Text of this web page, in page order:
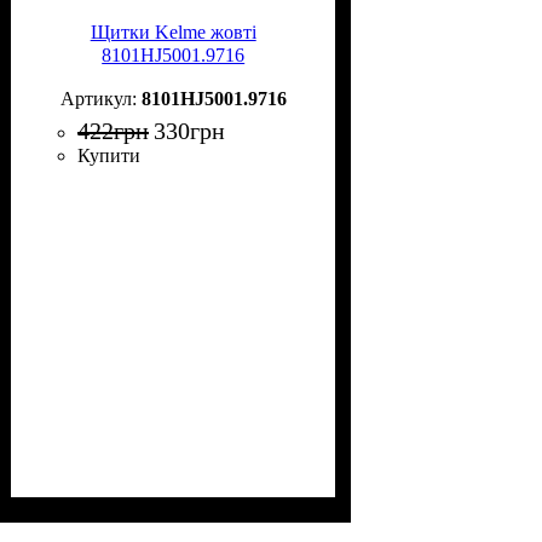
Щитки Kelme жовті
8101HJ5001.9716
8101HJ5001.9716
422грн 330грн
Купити